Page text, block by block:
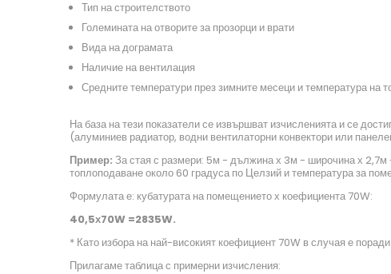
Тип на строителството
Големината на отворите за прозорци и врати
Вида на дограмата
Наличие на вентилация
Средните температури през зимните месеци и температура на
На база на тези показатели се извършват изчисленията и се
(алуминиев радиатор, водни вентилаторни конвектори или
Пример: За стая с размери: 5м - дължина х 3м - широчина х 2,7м
топлоподаване около 60 градуса по Целзий и температура за
Формулата е: кубатурата на помещението х коефициента 70W:
40,5х70W =2835W.
* Като избора на най-високият коефициент 70W в случая е
Прилагаме таблица с примерни изчисления: